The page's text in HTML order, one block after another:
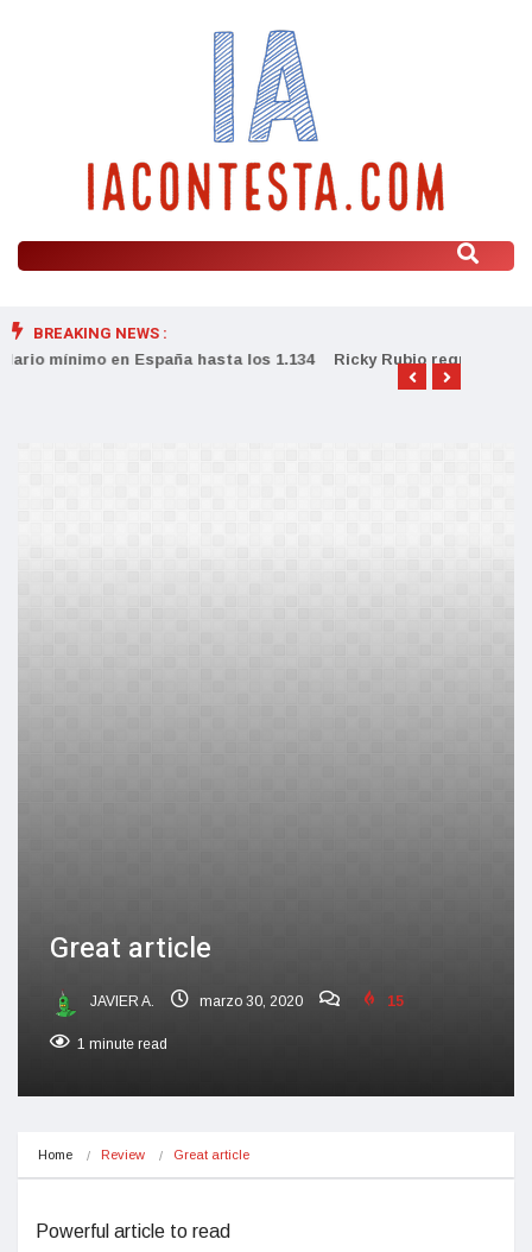
BREAKING NEWS :
Ricky Rubio regresa al Barcelona
Great article
JAVIER A. marzo 30, 2020 15
1 minute read
Home Review Great article
Powerful article to read